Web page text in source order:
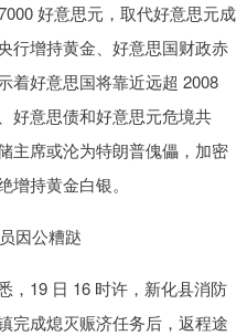
好意思元，取代好意思元成
行增持黄金、好意思国财政赤
着好意思国将靠近远超 2008
好意思债和好意思元危境共
主席或沦为特朗普傀儡，加密
持黄金白银。
因公糟跶
，19 日 16 时许，新化县消防
完成熄灭赈济任务后，返程途